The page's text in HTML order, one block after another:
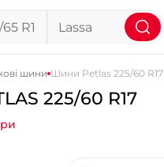
шини Шини Petlas 225/60 R17
225/60 R17